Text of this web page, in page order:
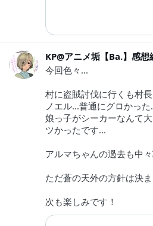
今回色々...
村に盗賊討伐に行くも村
ノエル...普通にグロかった
娘っ子がシーカーなんて
ツかったです...
アルマちゃんの過去も中
ただ蒼の天外の方針は決
次も楽しみです！